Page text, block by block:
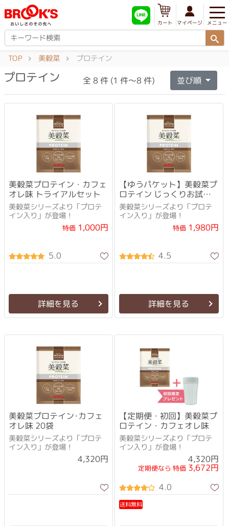
メニュー
マイページ
カート
TOP 美穀菜 プロテイン
プロテイン 全 8 件 (1 件～8 件) 並び順
美穀菜プロテイン・カフェ
オレ味 トライアルセット
美穀菜シリーズより「プロテ
イン入り」が登場！
特価1,000円
5.0
詳細を見る
【ゆうパケット】美穀菜プ
ロテイン じっくりお試し
セット
美穀菜シリーズより「プロテ
イン入り」が登場！
特価1,980円
4.5
詳細を見る
美穀菜プロテイン･カフェ
オレ味 20袋
美穀菜シリーズより「プロテ
イン入り」が登場！
4,320円
【定期便・初回】美穀菜プ
ロテイン・カフェオレ味
美穀菜シリーズより「プロテ
イン入り」が登場！
4,320円
定期便なら 特価3,672円
4.0
送料無料